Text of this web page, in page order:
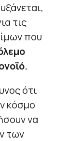
τις
που
ότι
κόσμο
να
των